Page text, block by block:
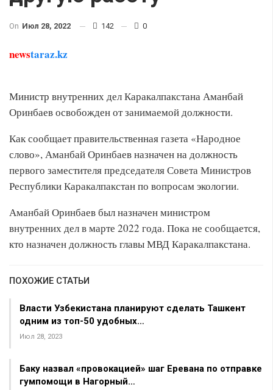
On Июл 28, 2022 142 0
newstaraz.kz
Министр внутренних дел Каракалпакстана Аманбай
Оринбаев освобожден от занимаемой должности.
Как сообщает правительственная газета «Народное
слово», Аманбай Оринбаев назначен на должность
первого заместителя председателя Совета Министров
Республики Каракалпакстан по вопросам экологии.
Аманбай Оринбаев был назначен министром
внутренних дел в марте 2022 года. Пока не сообщается,
кто назначен должность главы МВД Каракалпакстана.
ПОХОЖИЕ СТАТЬИ
Власти Узбекистана планируют сделать Ташкент
одним из топ-50 удобных…
Июл 28, 2023
Баку назвал «провокацией» шаг Еревана по отправке
гумпомощи в Нагорный…